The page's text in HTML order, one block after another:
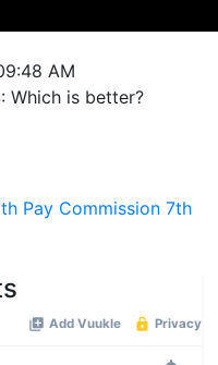
AM
Which is better?
Pay Commission 7th